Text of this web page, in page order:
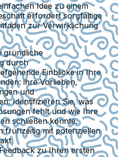
Idee zu einem
erfordert sorgfältige
zur Verwirklichung
gründliche
durch
Einblicke in Ihre
ihre Vorlieben,
und
Identifizieren Sie, was
fehlt und wie Ihre
schließen könnte.
frühzeitig mit potenziellen
zu Ihren ersten